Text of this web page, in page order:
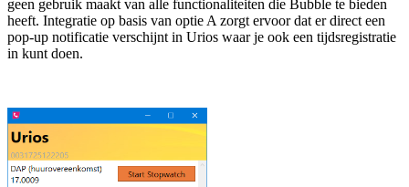
geen gebruik maakt van alle functionaliteiten die Bubble te bieden
heeft. Integratie op basis van optie A zorgt ervoor dat er direct een
pop-up notificatie verschijnt in Urios waar je ook een tijdsregistratie
in kunt doen.